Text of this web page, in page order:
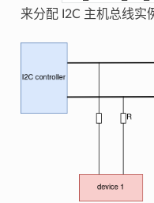
来分配 I2C 主机总线实